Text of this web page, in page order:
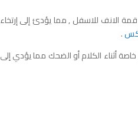
الانف للاسفل , مما يؤدئ إلى إرتخاء
.
أثناء الكلام أو الضحك مما يؤدي إلى